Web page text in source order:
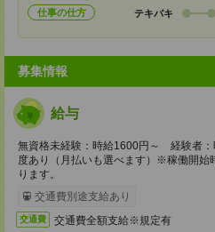
仕事の仕方 テキパキ
募集情報
給与
無資格未経験：時給1600円～ 経験者
度あり（月払いも選べます）※稼働開始
ります。
交通費別途支給あり
交通費 交通費全額支給※規定有